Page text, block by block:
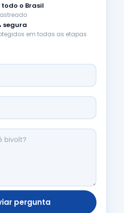
o Brasil
segura
em todas as etapas
pergunta